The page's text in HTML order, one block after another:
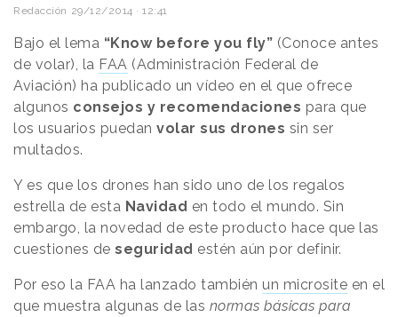
Redacción 29/12/2014 · 12:41
Bajo el lema “Know before you fly” (Conoce antes
de volar), la FAA (Administración Federal de
Aviación) ha publicado un vídeo en el que ofrece
algunos consejos y recomendaciones para que
los usuarios puedan volar sus drones sin ser
multados.
Y es que los drones han sido uno de los regalos
estrella de esta Navidad en todo el mundo. Sin
embargo, la novedad de este producto hace que las
cuestiones de seguridad estén aún por definir.
Por eso la FAA ha lanzado también un microsite en el
que muestra algunas de las normas básicas para